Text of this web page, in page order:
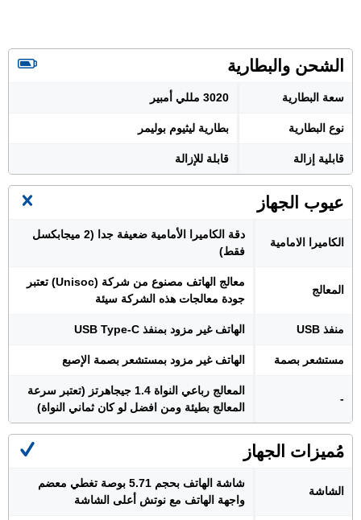
الشحن والبطارية
سعة البطارية 3020 مللي أمبير
نوع البطارية بطارية ليثيوم بوليمر
قابلية إزالة قابلة للإزالة
عيوب الجهاز
الكاميرا الامامية
دقة الكاميرا الأمامية ضعيفة جدا (2 ميجابكسل
فقط)
المعالج
معالج الهاتف مصنوع من شركة (Unisoc) تعتبر
جودة معالجات هذه الشركة سيئة
منفذ USB الهاتف غير مزود بمنفذ USB Type-C
مستشعر بصمة الهاتف غير مزود بمستشعر بصمة الإصبع
-
المعالج رباعي النواة 1.4 جيجاهرتز (تعتبر سرعة
المعالج بطيئة ومن افضل لو كان ثماني النواة)
مُميزات الجهاز
الشاشة
شاشة الهاتف بحجم 5.71 بوصة تغطي معضم
واجهة الهاتف مع نوتش أعلى الشاشة